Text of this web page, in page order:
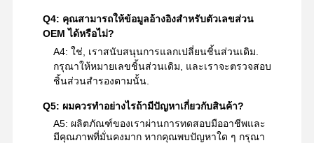
Q4: คุณสามารถให้ข้อมูลอ้างอิงสําหรับตัวเลขส่วน
OEM ได้หรือไม่?
A4: ใช่, เราสนับสนุนการแลกเปลี่ยนชิ้นส่วนเดิม.
กรุณาให้หมายเลขชิ้นส่วนเดิม, และเราจะตรวจสอบ
ชิ้นส่วนสํารองตามนั้น.
Q5: ผมควรทําอย่างไรถ้ามีปัญหาเกี่ยวกับสินค้า?
A5: ผลิตภัณฑ์ของเราผ่านการทดสอบมืออาชีพและ
มีคุณภาพที่มั่นคงมาก หากคุณพบปัญหาใด ๆ กรุณา